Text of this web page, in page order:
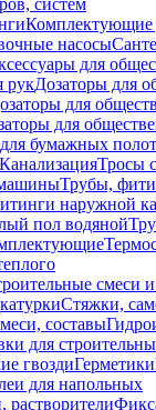
систем
Комплектующие
насосы
для
рукДозаторы для
для
для
бумажных
КанализацияТросы
Трубы,
наружной
пол водяной
смеси
Стяжки,
составы
для
гвоздиГерметики
для напольных
растворители